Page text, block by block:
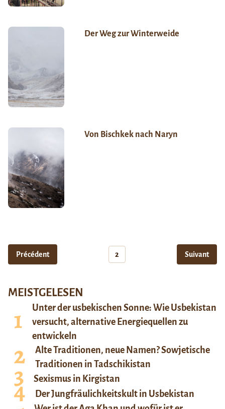
Der Weg zur Winterweide
Von Bischkek nach Naryn
Précédent 2 Suivant
MEISTGELESEN
Unter der usbekischen Sonne: Wie Usbekistan
versucht, alternative Energiequellen zu
entwickeln
Alte Traditionen, neue Namen? Sowjetische
Traditionen in Tadschikistan
Sexismus in Kirgistan
Der Jungfräulichkeitskult in Usbekistan